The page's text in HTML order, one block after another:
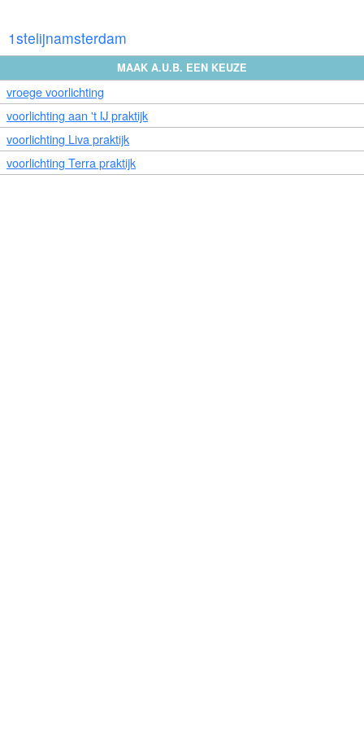
1stelijnamsterdam
MAAK A.U.B. EEN KEUZE
vroege voorlichting
voorlichting aan 't IJ praktijk
voorlichting Liva praktijk
voorlichting Terra praktijk